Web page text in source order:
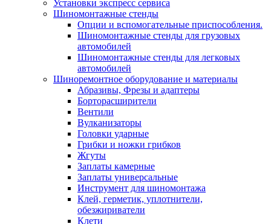
Установки экспресс сервиса
Шиномонтажные стенды
Опции и вспомогательные приспособления.
Шиномонтажные стенды для грузовых
автомобилей
Шиномонтажные стенды для легковых
автомобилей
Шиноремонтное оборудование и материалы
Абразивы, Фрезы и адаптеры
Борторасширители
Вентили
Вулканизаторы
Головки ударные
Грибки и ножки грибков
Жгуты
Заплаты камерные
Заплаты универсальные
Инструмент для шиномонтажа
Клей, герметик, уплотнители,
обезжириватели
Клети